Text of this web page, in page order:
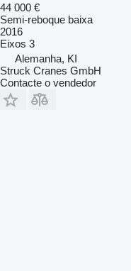
44 000 €
Semi-reboque baixa
2016
Eixos 3
Alemanha, KI
Struck Cranes GmbH
Contacte o vendedor